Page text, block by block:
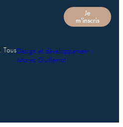
Je
m'inscris
. TousDesign et développement :
Marec Guillemot